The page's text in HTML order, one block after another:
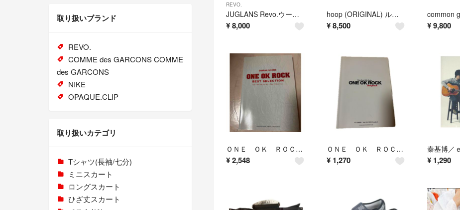
REVO.
JUGLANS Revo.ウールブレンドスラックスパンツ
¥8,000
hoop (ORIGINAL) ルーズフィットデニムパンツ
¥8,500 ¥ 9,800
ＯＮＥ ＯＫ ＲＯＣＫ ｂｅｓｔ ｓｅｌｅｃｔｉｏｎ
¥2,548
ＯＮＥ ＯＫ ＲＯＣＫ Ｓｏｎｇｂｏｏｋ
¥ 1,270 ¥ 1,290
取り扱いブランド
REVO.
COMME des GARCONS COMME
des GARCONS
NIKE
OPAQUE.CLIP
取り扱いカテゴリ
Tシャツ(長袖/七分)
ミニスカート
ロングスカート
ひざ丈スカート